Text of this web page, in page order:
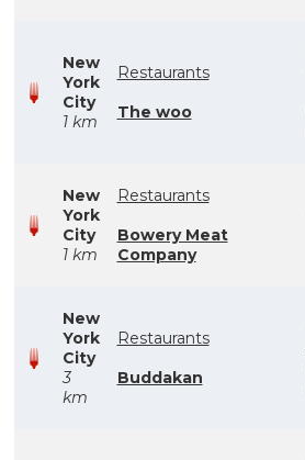
New
York
City
1 km
Restaurants
The woo
New
York
City
1 km
Restaurants
Bowery Meat
Company
New
York
City
3
km
Restaurants
Buddakan